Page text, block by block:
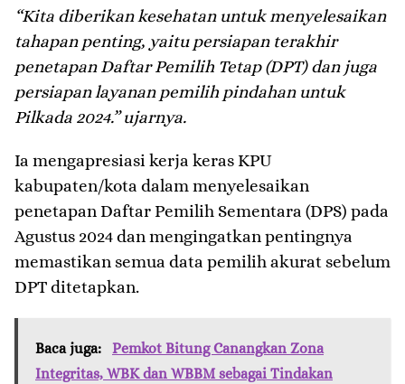
“Kita diberikan kesehatan untuk menyelesaikan
tahapan penting, yaitu persiapan terakhir
penetapan Daftar Pemilih Tetap (DPT) dan juga
persiapan layanan pemilih pindahan untuk
Pilkada 2024.” ujarnya.
Ia mengapresiasi kerja keras KPU
kabupaten/kota dalam menyelesaikan
penetapan Daftar Pemilih Sementara (DPS) pada
Agustus 2024 dan mengingatkan pentingnya
memastikan semua data pemilih akurat sebelum
DPT ditetapkan.
Baca juga:
Pemkot Bitung Canangkan Zona
Integritas, WBK dan WBBM sebagai Tindakan